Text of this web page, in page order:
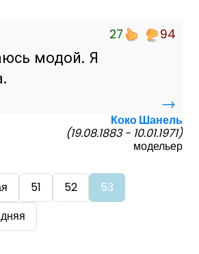
27 94
модой. Я
→
Коко Шанель
(19.08.1883 - 10.01.1971)
модельер
51 52
53